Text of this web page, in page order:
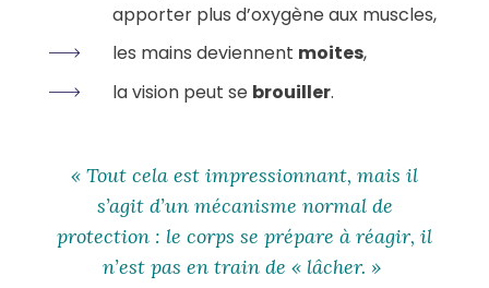
apporter plus d’oxygène aux muscles,
les mains deviennent moites,
la vision peut se brouiller.
« Tout cela est impressionnant, mais il
s’agit d’un mécanisme normal de
protection : le corps se prépare à réagir, il
n’est pas en train de « lâcher. »